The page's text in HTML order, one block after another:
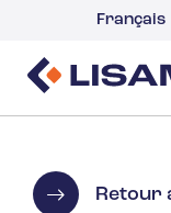
Français
Retour